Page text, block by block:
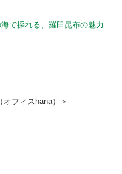
で採れる、羅臼昆布の魅力
フィスhana）＞